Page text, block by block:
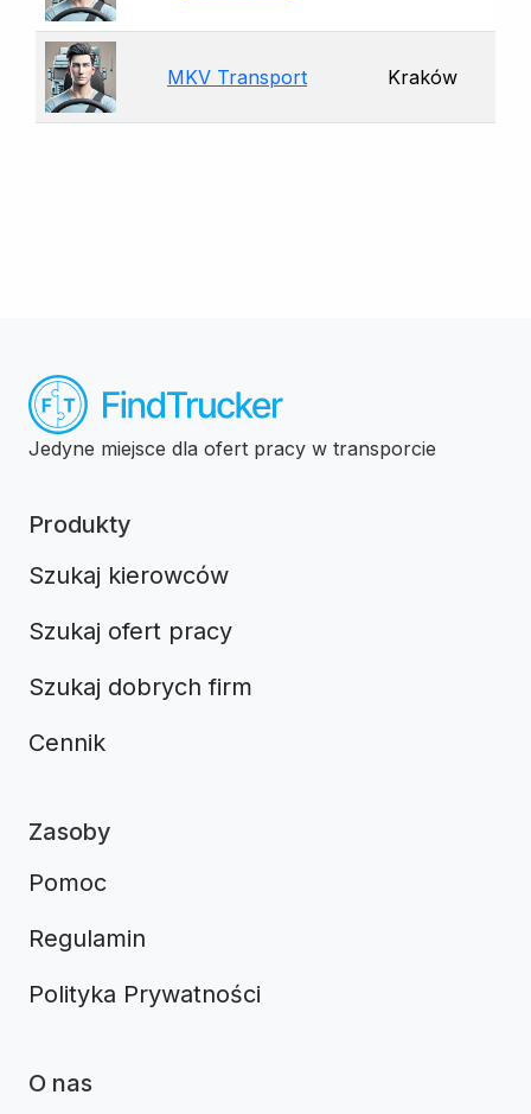
MKV Transport Kraków
Jedyne miejsce dla ofert pracy w transporcie
Produkty
Szukaj kierowców
Szukaj ofert pracy
Szukaj dobrych firm
Cennik
Zasoby
Pomoc
Regulamin
Polityka Prywatności
O nas